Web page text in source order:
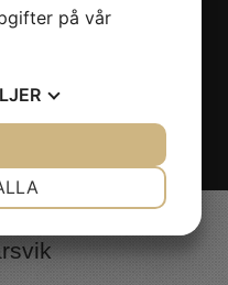
Kontakta oss på
på vår
STATISTIK